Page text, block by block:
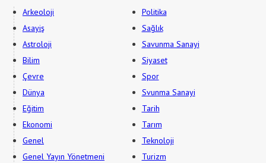
Arkeoloji
Asayiş
Astroloji
Bilim
Çevre
Dünya
Eğitim
Ekonomi
Genel
Genel Yayın Yönetmeni
Politika
Sağlık
Savunma Sanayi
Siyaset
Spor
Svunma Sanayi
Tarih
Tarım
Teknoloji
Turizm